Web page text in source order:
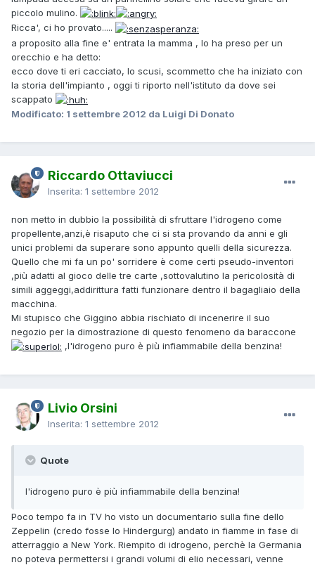
piccolo mulino.
Ricca', ci ho provato.....
a proposito alla fine e' entrata la mamma , lo ha preso per un
orecchio e ha detto:
ecco dove ti eri cacciato, lo scusi, scommetto che ha iniziato con
la storia dell'impianto , oggi ti riporto nell'istituto da dove sei
scappato
Modificato: 1 settembre 2012 da Luigi Di Donato
Riccardo Ottaviucci
Inserita: 1 settembre 2012
non metto in dubbio la possibilità di sfruttare l'idrogeno come
propellente,anzi,è risaputo che ci si sta provando da anni e gli
unici problemi da superare sono appunto quelli della sicurezza.
Quello che mi fa un po' sorridere è come certi pseudo-inventori
,più adatti al gioco delle tre carte ,sottovalutino la pericolosità di
simili aggeggi,addirittura fatti funzionare dentro il bagagliaio della
macchina.
Mi stupisco che Giggino abbia rischiato di incenerire il suo
negozio per la dimostrazione di questo fenomeno da baraccone
,l'idrogeno puro è più infiammabile della benzina!
Livio Orsini
Inserita: 1 settembre 2012
Quote
l'idrogeno puro è più infiammabile della benzina!
Poco tempo fa in TV ho visto un documentario sulla fine dello
Zeppelin (credo fosse lo Hindergurg) andato in fiamme in fase di
atterraggio a New York. Riempito di idrogeno, perchè la Germania
no poteva permettersi i grandi volumi di elio necessari, venne